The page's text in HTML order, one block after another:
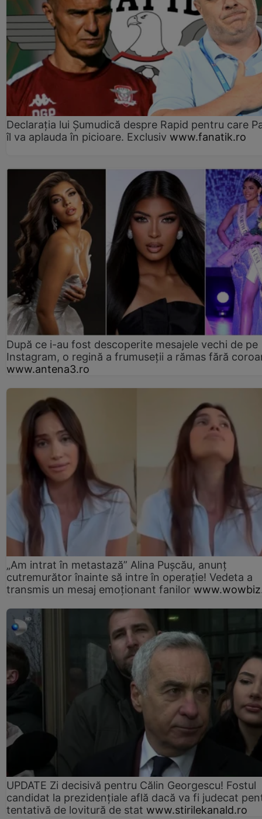
Declarația lui Șumudică despre Rapid pentru care
îl va aplauda în picioare. Exclusiv www.fanatik.ro
După ce i-au fost descoperite mesajele vechi de pe
Instagram, o regină a frumuseții a rămas fără
www.antena3.ro
„Am intrat în metastază” Alina Pușcău, anunț
cutremurător înainte să intre în operație! Vedeta a
transmis un mesaj emoționant fanilor
UPDATE Zi decisivă pentru Călin Georgescu! Fostul
candidat la prezidențiale află dacă va fi judecat
tentativă de lovitură de stat www.stirilekanald.ro